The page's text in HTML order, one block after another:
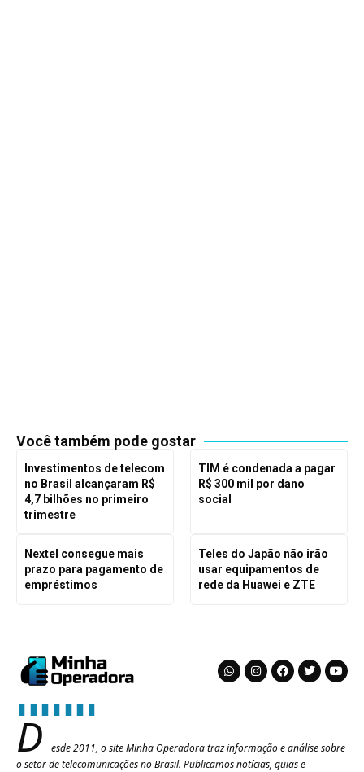
Você também pode gostar
Investimentos de telecom
no Brasil alcançaram R$
4,7 bilhões no primeiro
trimestre
TIM é condenada a pagar
R$ 300 mil por dano
social
Nextel consegue mais
prazo para pagamento de
empréstimos
Teles do Japão não irão
usar equipamentos de
rede da Huawei e ZTE
D
esde 2011, o site Minha Operadora traz informação e análise sobre
o setor de telecomunicações no Brasil. Publicamos notícias, guias e